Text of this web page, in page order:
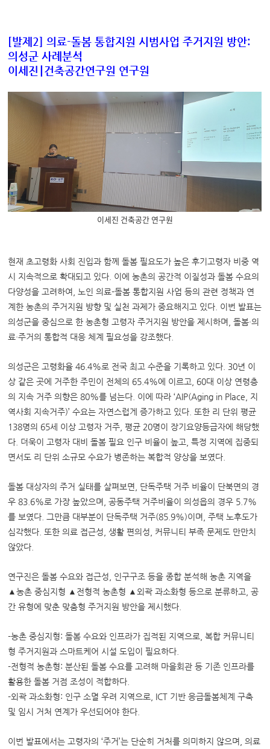
[발제 2]의료-돌봄 통합지원 시범사업 주거지원 방안:
의성군 사례분석
이세진 건축공간연구원 연구원
이세진 건축공간 연구원
현재 초고령화 사회 진입과 함께 돌봄 필요도가 높은 후기고령자 비중 역
시 지속적으로 확대되고 있다. 이에 농촌의 공간적 이질성과 돌봄 수요의
다양성을 고려하여, 노인 의료-돌봄 통합지원 사업 등의 관련 정책과 연
계한 농촌의 주거지원 방향 및 실천 과제가 중요해지고 있다. 이번 발표는
의성군을 중심으로 한 농촌형 고령자 주거지원 방안을 제시하며, 돌봄·의
료·주거의 통합적 대응 체계 필요성을 강조했다.
의성군은 고령화율 46.4%로 전국 최고 수준을 기록하고 있다. 30년 이
상 같은 곳에 거주한 주민이 전체의 65.4%에 이르고, 60대 이상 연령층
의 지속 거주 의향은 80%를 넘는다. 이에 따라 ‘AIP(Aging in Place, 지
역사회 지속거주)’ 수요는 자연스럽게 증가하고 있다. 또한 리 단위 평균
138명의 65세 이상 고령자 거주, 평균 20명이 장기요양등급자에 해당했
다. 더욱이 고령자 대비 돌봄 필요 인구 비율이 높고, 특정 지역에 집중되
면서도 리 단위 소규모 수요가 병존하는 복합적 양상을 보였다.
돌봄 대상자의 주거 실태를 살펴보면, 단독주택 거주 비율이 단북면의 경
우 83.6%로 가장 높았으며, 공동주택 거주비율이 의성읍의 경우 5.7%
를 보였다. 그만큼 대부분이 단독주택 거주(85.9%)이며, 주택 노후도가
심각했다. 또한 의료 접근성, 생활 편의성, 커뮤니티 부족 문제도 만만치
않았다.
연구진은 돌봄 수요와 접근성, 인구구조 등을 종합 분석해 농촌 지역을
▲농촌 중심지형 ▲전형적 농촌형 ▲외곽 과소화형 등으로 분류하고, 공
간 유형에 맞춘 맞춤형 주거지원 방안을 제시했다.
-농촌 중심지형: 돌봄 수요와 인프라가 집적된 지역으로, 복합 커뮤니티
형 주거지원과 스마트케어 시설 도입이 필요하다.
-전형적 농촌형: 분산된 돌봄 수요를 고려해 마을회관 등 기존 인프라를
활용한 돌봄 거점 조성이 적합하다.
-외곽 과소화형: 인구 소멸 우려 지역으로, ICT 기반 응급돌봄체계 구축
및 임시 거처 연계가 우선되어야 한다.
이번 발표에서는 고령자의 ‘주거’는 단순히 거처를 의미하지 않으며, 의료